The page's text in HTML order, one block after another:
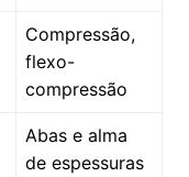
Compressão,
flexo-
compressão
Abas e alma
de espessuras